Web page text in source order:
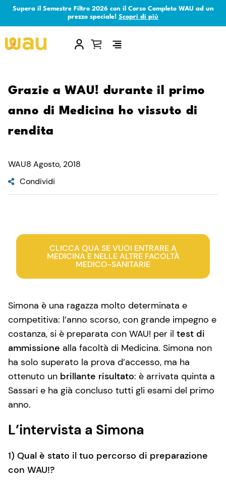
Supera il Semestre Filtro 2026 con il Corso Completo WAU ad un
prezzo speciale! Scopri di più
×
Grazie a WAU! durante il primo
anno di Medicina ho vissuto di
rendita
WAU8 Agosto, 2018
Condividi
CLICCA QUA SE VUOI ENTRARE A
MEDICINA E NELLE ALTRE FACOLTÀ
MEDICO-SANITARIE
Simona è una ragazza molto determinata e
competitiva: l’anno scorso, con grande impegno e
costanza, si è preparata con WAU! per il test di
ammissione alla facoltà di Medicina. Simona non
ha solo superato la prova d’accesso, ma ha
ottenuto un brillante risultato: è arrivata quinta a
Sassari e ha già concluso tutti gli esami del primo
anno.
L’intervista a Simona
1) Qual è stato il tuo percorso di preparazione
con WAU!?